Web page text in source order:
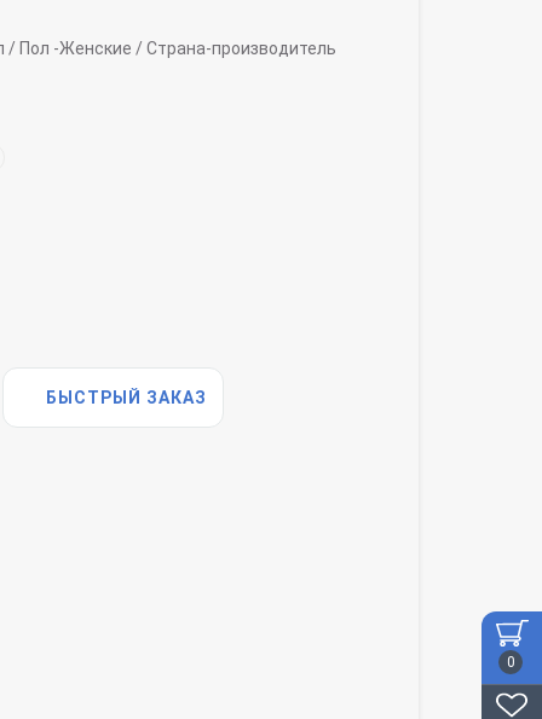
0
/ Пол -Женские /Страна-производитель
БЫСТРЫЙ ЗАКАЗ